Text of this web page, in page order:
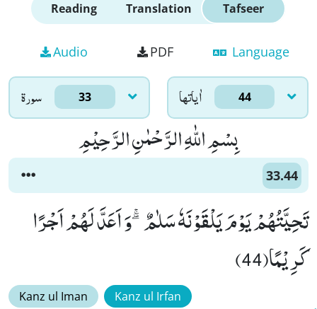
Reading Translation Tafseer
Audio PDF Language
سورۃ 33 اٰياتها 44
بِسْمِ اللّٰهِ الرَّحْمٰنِ الرَّحِیْمِ
33.44
تَحِیَّتُهُمْ یَوْمَ یَلْقَوْنَهٗ سَلٰمٌۖۚ-وَ اَعَدَّ لَهُمْ اَجْرًا
كَرِیْمًا(44)
Kanz ul Iman Kanz ul Irfan